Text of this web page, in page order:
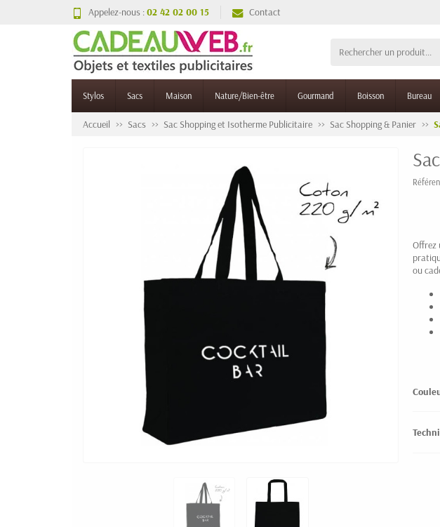
Appelez-nous :02 42 02 00 15 Contact
Stylos Sacs Maison Nature/Bien-être Gourmand Boisson Bureau
Accueil Sacs Sac Shopping et Isotherme Publicitaire Sac Shopping & Panier
Offrez
ou